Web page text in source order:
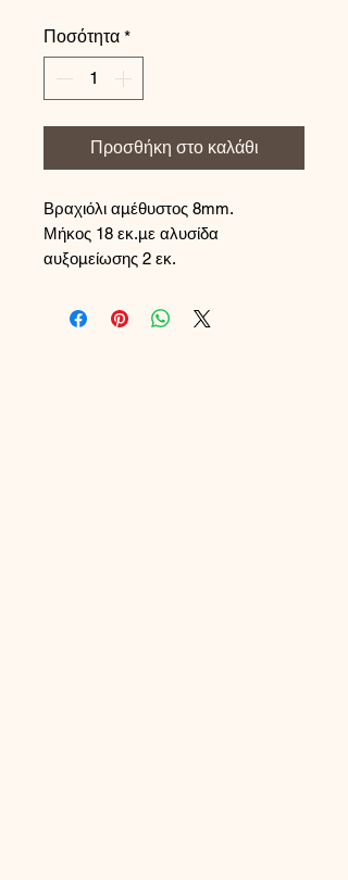
Ποσότητα *
Προσθήκη στο καλάθι
Βραχιόλι αμέθυστος 8mm.
Μήκος 18 εκ.με αλυσίδα
αυξομείωσης 2 εκ.
αυξομείωσης είναι από ασήμι 925.